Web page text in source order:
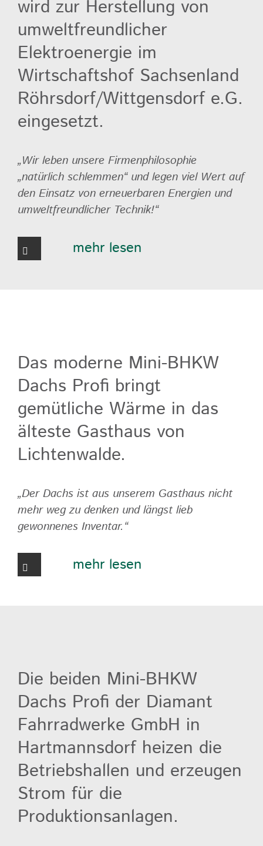
wird zur Herstellung von
umweltfreundlicher
Elektroenergie im
Wirtschaftshof Sachsenland
Röhrsdorf/Wittgensdorf e.G.
eingesetzt.
„Wir leben unsere Firmenphilosophie
„natürlich schlemmen“ und legen viel Wert auf
den Einsatz von erneuerbaren Energien und
umweltfreundlicher Technik!“
mehr lesen
Das moderne Mini-BHKW
Dachs Profi bringt
gemütliche Wärme in das
älteste Gasthaus von
Lichtenwalde.
„Der Dachs ist aus unserem Gasthaus nicht
mehr weg zu denken und längst lieb
gewonnenes Inventar.“
mehr lesen
Die beiden Mini-BHKW
Dachs Profi der Diamant
Fahrradwerke GmbH in
Hartmannsdorf heizen die
Betriebshallen und erzeugen
Strom für die
Produktionsanlagen.